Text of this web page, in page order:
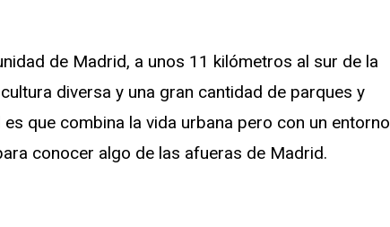
de Madrid, a unos 11 kilómetros al sur de la
diversa y una gran cantidad de parques y
que combina la vida urbana pero con un entorno
conocer algo de las afueras de Madrid.